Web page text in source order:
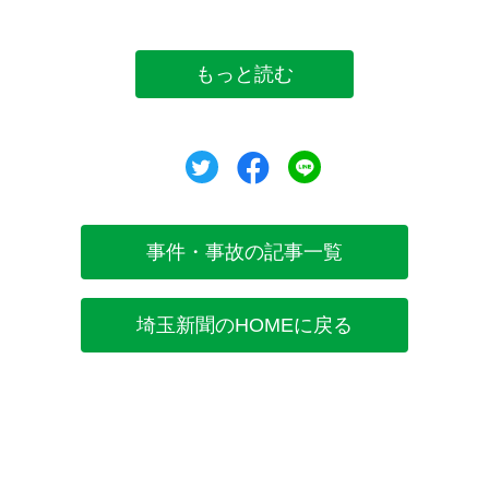
もっと読む
ツイートシェア
事件・事故の記事一覧
埼玉新聞のHOMEに戻る